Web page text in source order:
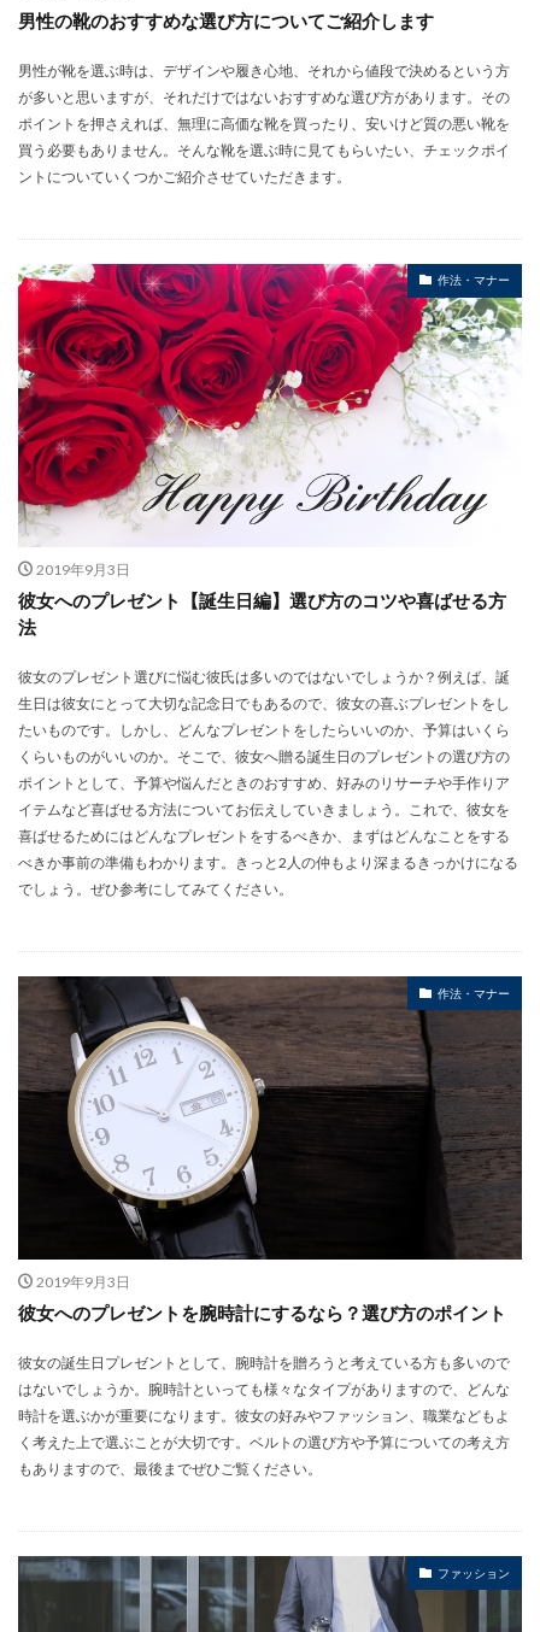
男性の靴のおすすめな選び方についてご紹介します
男性が靴を選ぶ時は、デザインや履き心地、それから値段で決めるという方
が多いと思いますが、それだけではないおすすめな選び方があります。その
ポイントを押さえれば、無理に高価な靴を買ったり、安いけど質の悪い靴を
買う必要もありません。そんな靴を選ぶ時に見てもらいたい、チェックポイ
ントについていくつかご紹介させていただきます。
作法・マナー
2019年9月3日
彼女へのプレゼント【誕生日編】選び方のコツや喜ばせる方
法
彼女のプレゼント選びに悩む彼氏は多いのではないでしょうか？例えば、誕
生日は彼女にとって大切な記念日でもあるので、彼女の喜ぶプレゼントをし
たいものです。しかし、どんなプレゼントをしたらいいのか、予算はいくら
くらいものがいいのか。そこで、彼女へ贈る誕生日のプレゼントの選び方の
ポイントとして、予算や悩んだときのおすすめ、好みのリサーチや手作りア
イテムなど喜ばせる方法についてお伝えしていきましょう。これで、彼女を
喜ばせるためにはどんなプレゼントをするべきか、まずはどんなことをする
べきか事前の準備もわかります。きっと2人の仲もより深まるきっかけになる
でしょう。ぜひ参考にしてみてください。
作法・マナー
2019年9月3日
彼女へのプレゼントを腕時計にするなら？選び方のポイント
彼女の誕生日プレゼントとして、腕時計を贈ろうと考えている方も多いので
はないでしょうか。腕時計といっても様々なタイプがありますので、どんな
時計を選ぶかが重要になります。彼女の好みやファッション、職業などもよ
く考えた上で選ぶことが大切です。ベルトの選び方や予算についての考え方
もありますので、最後までぜひご覧ください。
ファッション